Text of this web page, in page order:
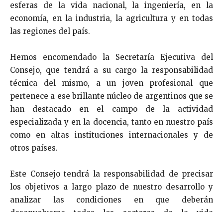
esferas de la vida nacional, la ingeniería, en la
economía, en la indus­tria, la agricultura y en todas
las regiones del país.
Hemos encomendado la Secretaría Ejecutiva del
Con­sejo, que tendrá a su cargo la responsabilidad
técnica del mismo, a un joven profesional que
pertenece a ese brillante núcleo de argentinos que se
han destacado en el campo de la actividad
especializada y en la docencia, tanto en nuestro país
como en altas instituciones internacionales y de
otros países.
Este Consejo tendrá la responsabilidad de precisar
los objetivos a largo plazo de nuestro desarrollo y
analizar las condiciones en que deberán